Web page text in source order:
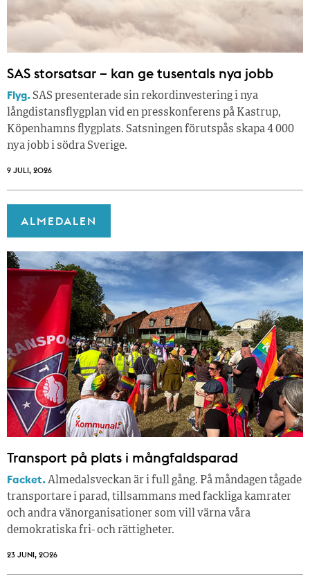
SAS storsatsar – kan ge tusentals nya jobb
Flyg.SAS presenterade sin rekordinvestering i nya
långdistansflygplan vid en presskonferens på Kastrup,
Köpenhamns flygplats. Satsningen förutspås skapa 4 000
nya jobb i södra Sverige.
9 JULI, 2026
ALMEDALEN
Transport på plats i mångfaldsparad
Facket.Almedalsveckan är i full gång. På måndagen tågade
transportare i parad, tillsammans med fackliga kamrater
och andra vänorganisationer som vill värna våra
demokratiska fri- och rättigheter.
23 JUNI, 2026